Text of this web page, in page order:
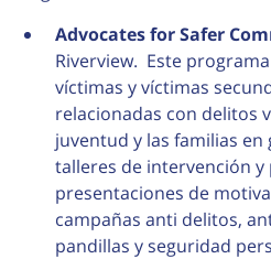
Advocates for Safer
Riverview. Este
víctimas y víctimas
relacionadas con delitos
juventud y las familias
talleres de intervención
presentaciones de
campañas anti delitos,
pandillas y seguridad